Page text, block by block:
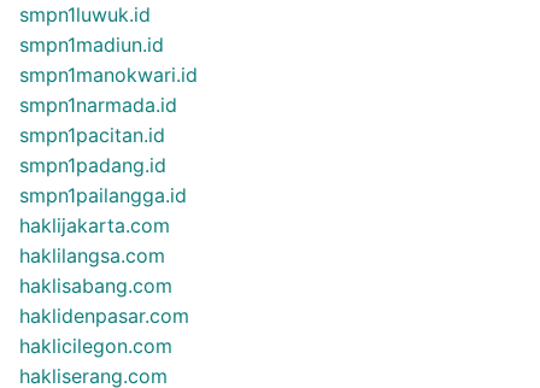
smpn1luwuk.id
smpn1madiun.id
smpn1manokwari.id
smpn1narmada.id
smpn1pacitan.id
smpn1padang.id
smpn1pailangga.id
haklijakarta.com
haklilangsa.com
haklisabang.com
haklidenpasar.com
haklicilegon.com
hakliserang.com